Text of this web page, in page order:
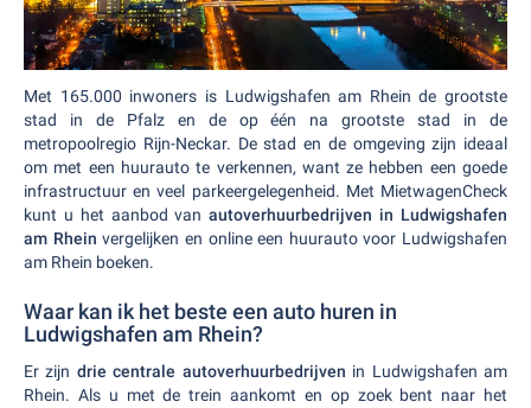
Met 165.000 inwoners is Ludwigshafen am Rhein de grootste
stad in de Pfalz en de op één na grootste stad in de
metropoolregio Rijn-Neckar. De stad en de omgeving zijn ideaal
om met een huurauto te verkennen, want ze hebben een goede
infrastructuur en veel parkeergelegenheid. Met MietwagenCheck
kunt u het aanbod vanautoverhuurbedrijven in Ludwigshafen
am Rhein vergelijken en online een huurauto voor Ludwigshafen
am Rhein boeken.
Waar kan ik het beste een auto huren in
Ludwigshafen am Rhein?
Er zijn drie centrale autoverhuurbedrijven in Ludwigshafen am
Rhein. Als u met de trein aankomt en op zoek bent naar het